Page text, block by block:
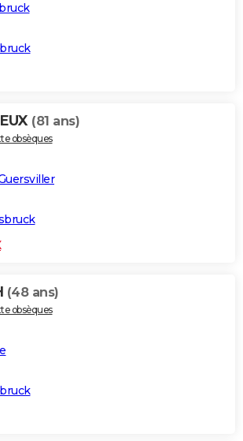
(81 ans)
obsèques
(48 ans)
obsèques